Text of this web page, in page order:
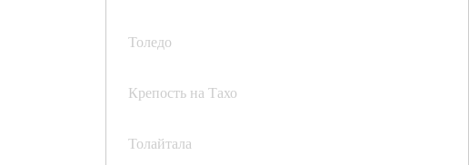
Толедо
Крепость на Тахо
Толайтала